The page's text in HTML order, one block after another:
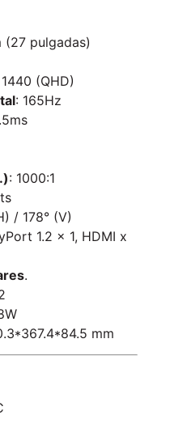
(27 pulgadas)
(QHD)
: 165Hz
: 1000:1
/ 178° (V)
1.2 x 1, HDMI x
.
mm